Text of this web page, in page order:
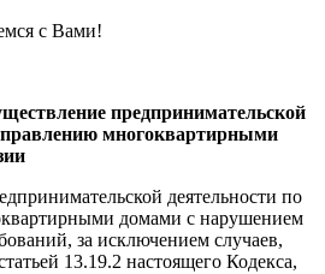
с Вами!
предпринимательской
многоквартирными
деятельности по
домами с нарушением
за исключением случаев,
13.19.2 настоящего Кодекса,